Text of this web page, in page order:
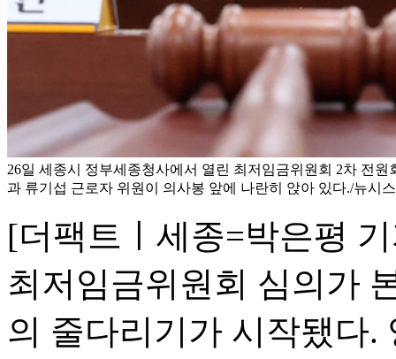
26일 세종시 정부세종청사에서 열린 최저임금위원회 2차 전
과 류기섭 근로자 위원이 의사봉 앞에 나란히 앉아 있다./뉴시스
[더팩트ㅣ세종=박은평
최저임금위원회 심의가
의 줄다리기가 시작됐다.